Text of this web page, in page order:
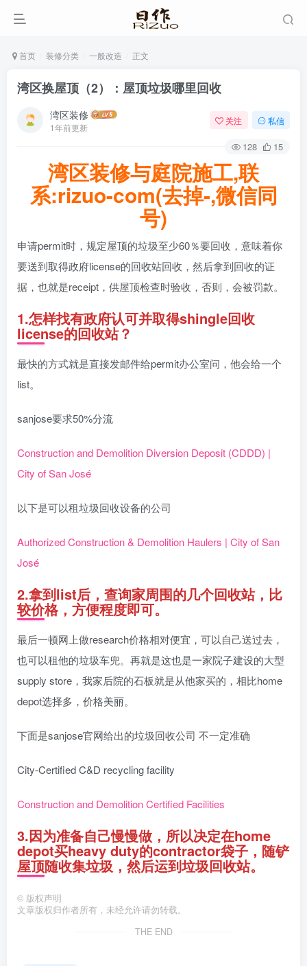
首页 装修分类 一般改造 正文
湾区换屋顶（2）：屋顶垃圾哪里回收
湾区装修
1年前更新
关注 私信
128 15
湾区装修与庭院施工,联
系:rizuo-com(去掉-,微信同
号)
申请permit时，规定屋顶的垃圾至少60％要回收，意味着你
要送到取得政府license的回收站回收，然后拿到回收的证
据，也就是receipt，供屋顶检查时验收，否则，会被罚款。
1.怎样找有政府认可并取得shingle回收
license的回收站？
最快的方式就是直接发邮件给permit办公室问，他会给一个
list。
sanjose要求50%分流
Construction and Demolition Diversion Deposit (CDDD) |
City of San José
以下是可以租垃圾回收设备的公司
Authorized Construction & Demolition Haulers | City of San
José
2.拿到list后，查询家周围的几个回收站，比
较价格，方便程度即可。
最后一顿网上做research价格相对便宜，可以自己送过去，
也可以租他的垃圾车兜。再就是这也是一家院子建设的大型
supply store，我家后院的石板就是从他家买的，相比home
depot选择多，价格美丽。
下面是sanjose官网给出的垃圾回收公司 不一定准确
City-Certified C&D recycling facility
Construction and Demolition Certified Facilities
3.因为准备自己慢慢做，所以决定在home
depot买heavy duty的contractor袋子，随铲
屋顶随收集垃圾，然后运到垃圾回收站。
© 版权声明
文章版权归作者所有，未经允许请勿转载。
THE END